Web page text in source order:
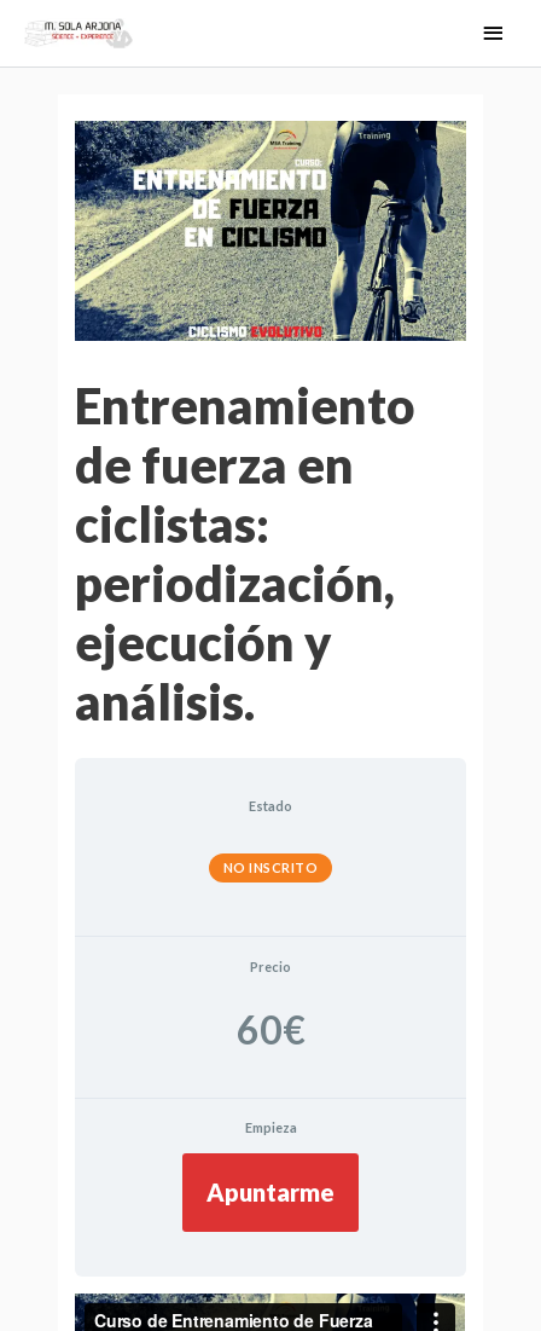
Entrenamiento
de fuerza en
ciclistas:
periodización,
ejecución y
análisis.
Estado
NO INSCRITO
Precio
60€
Empieza
Apuntarme